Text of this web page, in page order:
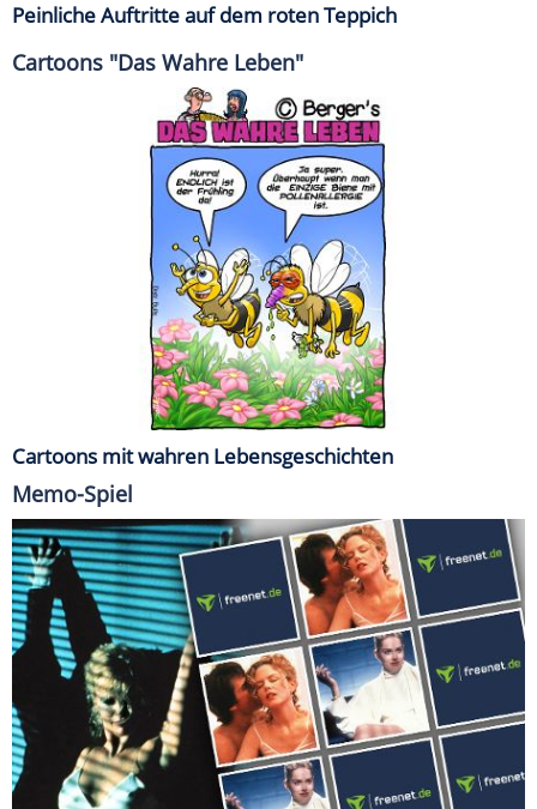
Peinliche Auftritte auf dem roten Teppich
Cartoons "Das Wahre Leben"
Cartoons mit wahren Lebensgeschichten
Memo-Spiel